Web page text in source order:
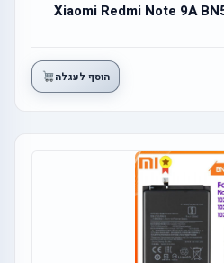
הוסף לעגלה